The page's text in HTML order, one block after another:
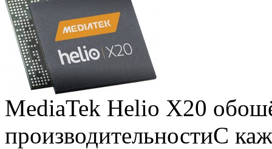
MediaTek Helio X20
производительностиС